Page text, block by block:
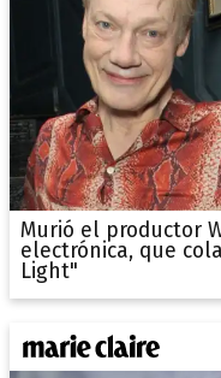
Murió el productor
electrónica, que
Light"